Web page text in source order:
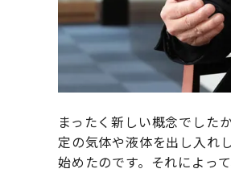
まったく新しい概念でした
定の気体や液体を出し入れ
始めたのです。それによっ